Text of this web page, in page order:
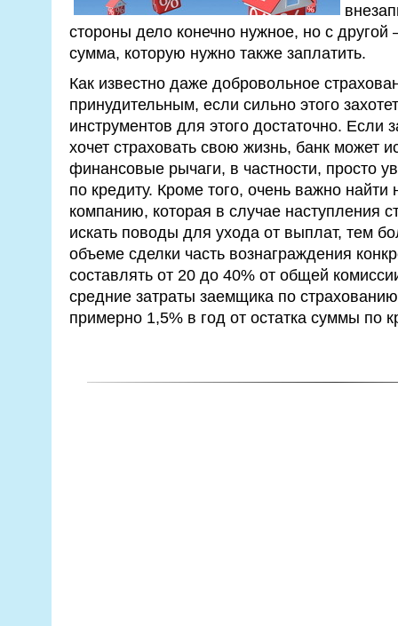
стороны дело конечно нужное, но с
сумма, которую нужно также заплатить.
Как известно даже добровольное
принудительным, если сильно этого
инструментов для этого достаточно. Если
хочет страховать свою жизнь, банк может
финансовые рычаги, в частности, просто
по кредиту. Кроме того, очень важно
компанию, которая в случае наступления
искать поводы для ухода от выплат, тем
объеме сделки часть вознаграждения
составлять от 20 до 40% от общей
средние затраты заемщика по
примерно 1,5% в год от остатка суммы по